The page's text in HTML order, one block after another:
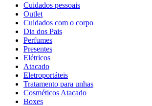
Cuidados pessoais
Outlet
Cuidados com o corpo
Dia dos Pais
Perfumes
Presentes
Elétricos
Atacado
Eletroportáteis
Tratamento para unhas
Cosméticos Atacado
Boxes